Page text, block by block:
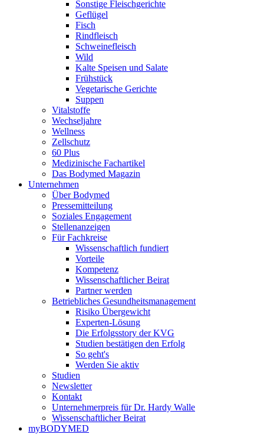
Sonstige Fleischgerichte
Geflügel
Fisch
Rindfleisch
Schweinefleisch
Wild
Kalte Speisen und Salate
Frühstück
Vegetarische Gerichte
Suppen
Vitalstoffe
Wechseljahre
Wellness
Zellschutz
60 Plus
Medizinische Fachartikel
Das Bodymed Magazin
Unternehmen
Über Bodymed
Pressemitteilung
Soziales Engagement
Stellenanzeigen
Für Fachkreise
Wissenschaftlich fundiert
Vorteile
Kompetenz
Wissenschaftlicher Beirat
Partner werden
Betriebliches Gesundheitsmanagement
Risiko Übergewicht
Experten-Lösung
Die Erfolgsstory der KVG
Studien bestätigen den Erfolg
So geht's
Werden Sie aktiv
Studien
Newsletter
Kontakt
Unternehmerpreis für Dr. Hardy Walle
Wissenschaftlicher Beirat
myBODYMED